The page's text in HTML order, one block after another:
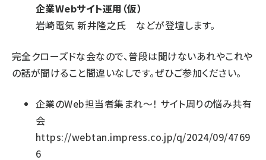
企業Webサイト運用（仮）
岩崎電気 新井隆之氏 などが登壇します。
完全クローズドな会なので、普段は聞けないあれやこれや
の話が聞けること間違いなしです。ぜひご参加ください。
企業のWeb担当者集まれ～！ サイト周りの悩み共有
会
https://webtan.impress.co.jp/q/2024/09/4769
6